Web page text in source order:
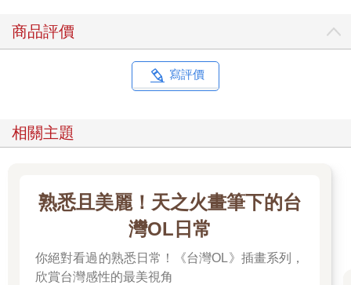
裂的，「真正的」內在俄羅斯靈魂隱藏在歐洲人的外表之下。因
此，若想成為歐洲人，勢必得歷經一場精心策畫的戲劇排演。在
排練場上，所有角色皆須反覆排練、練習背誦臺詞，並熟記舞步
和走位。精彩的芭蕾舞劇和各式表演就建立在這種「成為歐洲
的追求與幻想，企圖讓歐洲文化淩駕於自身傳統，最終達到支配
的事實。喬治也被迫學著接受這件事，亦即農奴制和「農奴芭蕾
舞者」的特殊制度。十八世紀末，凱瑟琳大帝解除了貴族在宮廷
中的職責，許多貴族於是返回奢華的鄉間莊園，開始在莊園中複
製這個戲劇性的宮廷階級制，還玩起假扮歐洲人的遊戲。莊園的
主人扮演沙皇，農奴則飾演朝臣。主人不遺餘力地訓練這些農
奴，讓他們適應陌生的新角色，甚至引入歐洲芭蕾舞大師、歌唱
商品評價
寫評價
相關主題
熟悉且美麗！天之火畫筆下的台
灣OL日常
你絕對看過的熟悉日常！《台灣OL》插畫系列，
欣賞台灣感性的最美視角